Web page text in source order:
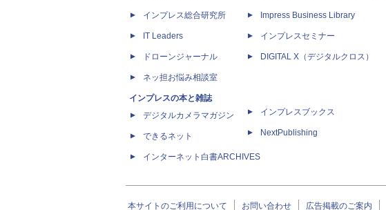
インプレス総合研究所
IT Leaders
ドローンジャーナル
ネッ担お悩み相談室
インプレスの本と雑誌
デジタルカメラマガジン
できるネット
インターネット白書ARCHIVES
Impress Business Library
インプレスセミナー
DIGITAL X（デジタルクロス）
インプレスブックス
NextPublishing
本サイトのご利用について お問い合わせ 広告掲載のご案内